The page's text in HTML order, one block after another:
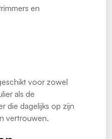
en
voor zowel
als de
die dagelijks op zijn
vertrouwen.